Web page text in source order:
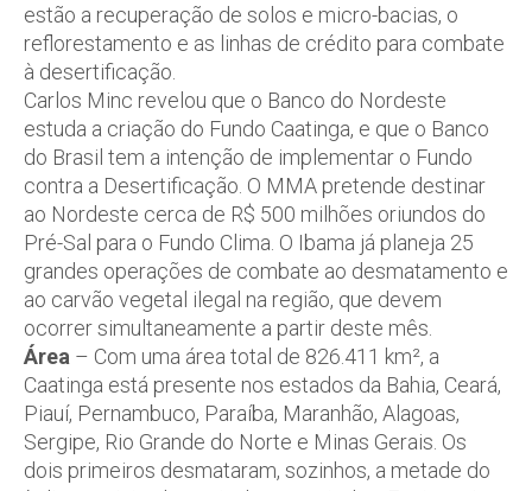
estão a recuperação de solos e micro-bacias, o
reflorestamento e as linhas de crédito para combate
à desertificação.
Carlos Minc revelou que o Banco do Nordeste
estuda a criação do Fundo Caatinga, e que o Banco
do Brasil tem a intenção de implementar o Fundo
contra a Desertificação. O MMA pretende destinar
ao Nordeste cerca de R$ 500 milhões oriundos do
Pré-Sal para o Fundo Clima. O Ibama já planeja 25
grandes operações de combate ao desmatamento e
ao carvão vegetal ilegal na região, que devem
ocorrer simultaneamente a partir deste mês.
Área – Com uma área total de 826.411 km², a
Caatinga está presente nos estados da Bahia, Ceará,
Piauí, Pernambuco, Paraíba, Maranhão, Alagoas,
Sergipe, Rio Grande do Norte e Minas Gerais. Os
dois primeiros desmataram, sozinhos, a metade do